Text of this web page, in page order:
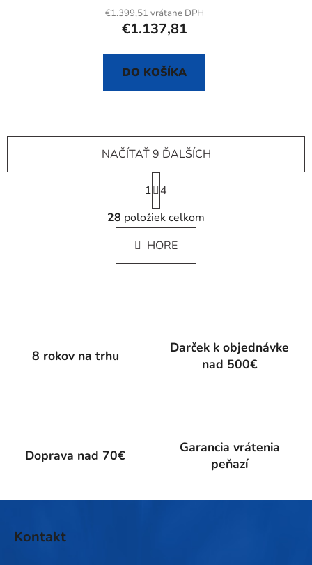
€1.399,51 vrátane DPH
€1.137,81
DO KOŠÍKA
O
v
l
á
d
u
NAČÍTAŤ 9 ĎALŠÍCH
S
t
r
á
n
k
1
4
28 položiek celkom
HORE
8 rokov na trhu
Darček k objednávke
nad 500€
Doprava nad 70€
Garancia vrátenia
peňazí
Kontakt